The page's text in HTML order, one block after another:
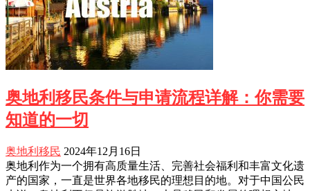
奥地利移民条件与申请流程详解：你需要
知道的一切
奥地利移民 2024年12月16日
奥地利作为一个拥有高质量生活、完善社会福利和丰富文化遗
产的国家，一直是世界各地移民的理想目的地。对于中国公民